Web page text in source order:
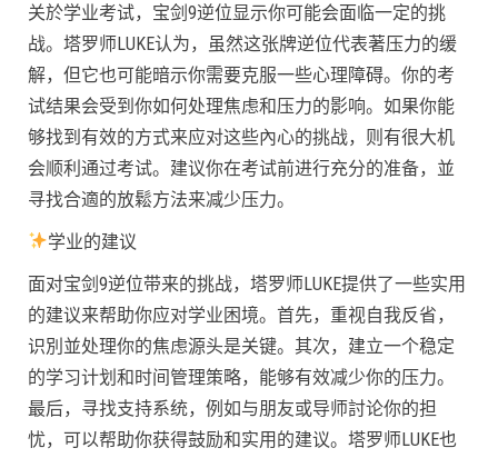
关於学业考试，宝剑9逆位显示你可能会面临一定的挑
战。塔罗师LUKE认为，虽然这张牌逆位代表著压力的缓
解，但它也可能暗示你需要克服一些心理障碍。你的考
试结果会受到你如何处理焦虑和压力的影响。如果你能
够找到有效的方式来应对这些內心的挑战，则有很大机
会顺利通过考试。建议你在考试前进行充分的准备，並
寻找合適的放鬆方法来减少压力。
学业的建议
面对宝剑9逆位带来的挑战，塔罗师LUKE提供了一些实用
的建议来帮助你应对学业困境。首先，重视自我反省，
识別並处理你的焦虑源头是关键。其次，建立一个稳定
的学习计划和时间管理策略，能够有效减少你的压力。
最后，寻找支持系统，例如与朋友或导师討论你的担
忧，可以帮助你获得鼓励和实用的建议。塔罗师LUKE也